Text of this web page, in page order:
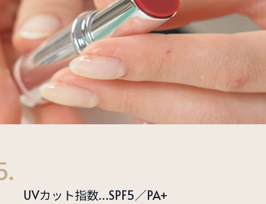
UVカット指数…SPF5／PA+